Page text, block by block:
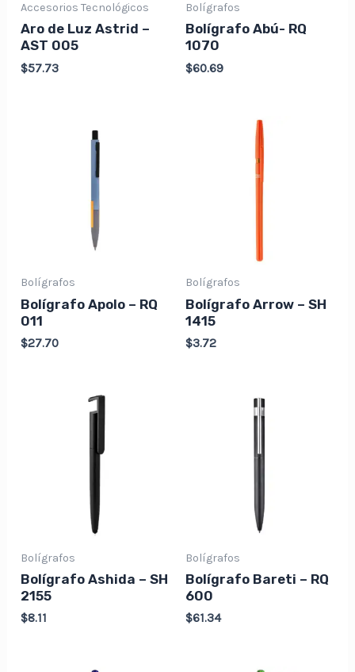
Accesorios Tecnológicos
Aro de Luz Astrid –
AST 005
$57.73
Bolígrafos
Bolígrafo Abú- RQ
1070
$60.69
Bolígrafos
Bolígrafo Apolo – RQ
011
$27.70
Bolígrafos
Bolígrafo Arrow – SH
1415
$3.72
Bolígrafos
Bolígrafo Ashida – SH
2155
$8.11
Bolígrafos
Bolígrafo Bareti – RQ
600
$61.34